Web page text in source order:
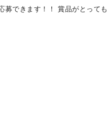
募できます！！ 賞品がとっても